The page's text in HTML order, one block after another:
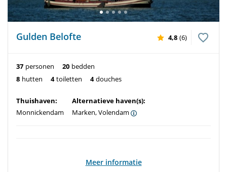
Gulden Belofte 4,8 (6)
37 personen 20 bedden
8 hutten 4 toiletten 4 douches
Thuishaven:
Monnickendam
Alternatieve haven(s):
Marken, Volendam
Meer informatie